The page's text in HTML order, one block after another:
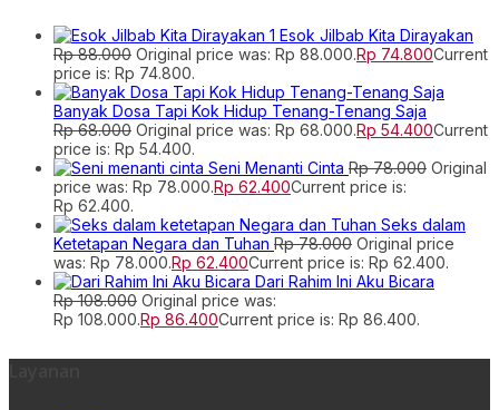
Esok Jilbab Kita Dirayakan
Rp88.000 Original price was: Rp 88.000.Rp 74.800Current
price is: Rp 74.800.
Banyak Dosa Tapi Kok Hidup Tenang-Tenang Saja
Rp68.000 Original price was: Rp 68.000.Rp 54.400Current
price is: Rp 54.400.
Seni Menanti Cinta Rp78.000 Original
price was: Rp 78.000.Rp 62.400Current price is:
Rp 62.400.
Seks dalam
Ketetapan Negara dan Tuhan Rp78.000 Original price
was: Rp 78.000.Rp 62.400Current price is: Rp 62.400.
Dari Rahim Ini Aku Bicara
Rp108.000 Original price was:
Rp 108.000.Rp 86.400Current price is: Rp 86.400.